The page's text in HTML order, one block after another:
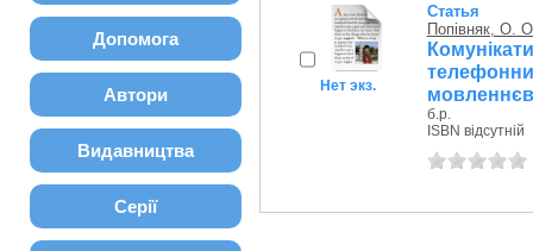
Допомога
Автори
Видавництва
Серії
Нет экз.
Статья
Попівняк, О.
б.р.
ISBN відсутній